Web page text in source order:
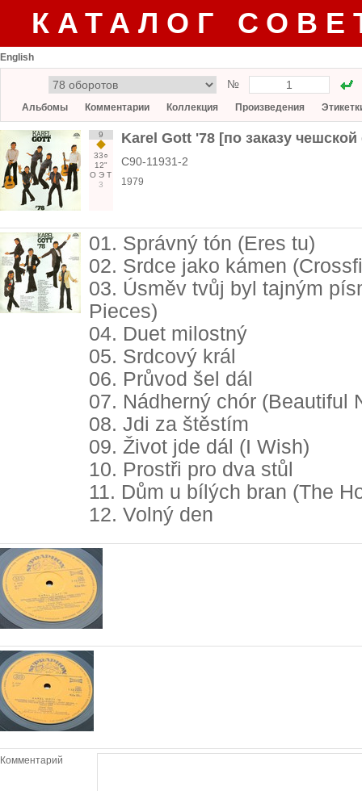
КАТАЛОГ
English
№
Альбомы Комментарии Коллекция Произведения
9
33○
12"
О Э Т
3
Karel Gott '78 [по заказу
С90-11931-2
1979
01. Správný tón (Eres tu)
02. Srdce jako kámen
03. Úsměv tvůj byl tajným
Pieces)
04. Duet milostný
05. Srdcový král
06. Průvod šel dál
07. Nádherný chór (Beautiful
08. Jdi za štěstím
09. Život jde dál (I Wish)
10. Prostři pro dva stůl
11. Dům u bílých bran (The
12. Volný den
Комментарий